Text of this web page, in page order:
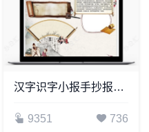
汉字识字小报手抄报word模板(26)
9351 736